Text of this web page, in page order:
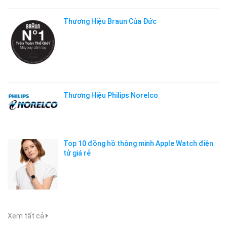
Thương Hiệu Braun Của Đức
Thương Hiệu Philips Norelco
Top 10 đồng hồ thông minh Apple Watch điện
tử giá rẻ
Xem tất cả